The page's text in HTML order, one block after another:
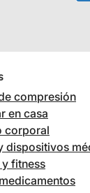
compresión
en casa
corporal
dispositivos
fitness